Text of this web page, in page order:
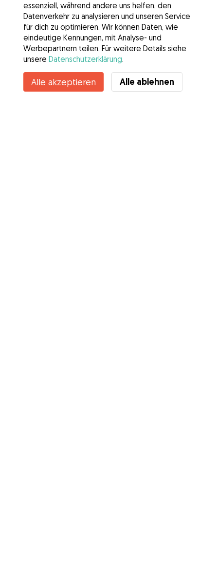
essenziell, während andere uns helfen, den
Datenverkehr zu analysieren und unseren Service
für dich zu optimieren. Wir können Daten, wie
eindeutige Kennungen, mit Analyse- und
Werbepartnern teilen. Für weitere Details siehe
unsere Datenschutzerklärung.
Alle akzeptieren Alle ablehnen